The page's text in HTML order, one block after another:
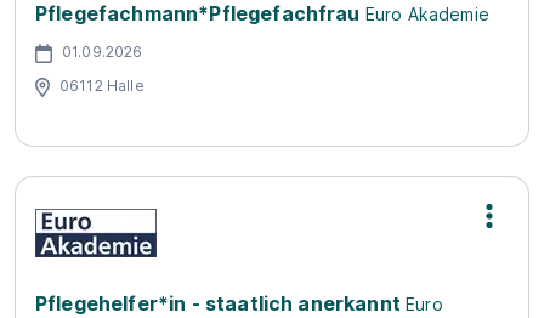
Pflegefachmann*Pflegefachfrau Euro Akademie
01.09.2026
06112 Halle
Pflegehelfer*in - staatlich anerkannt Euro